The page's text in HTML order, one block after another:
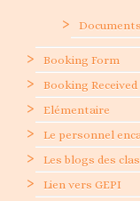
Booking Form
Booking Received
Elémentaire
Le personnel
Les blogs des
Lien vers GEPI